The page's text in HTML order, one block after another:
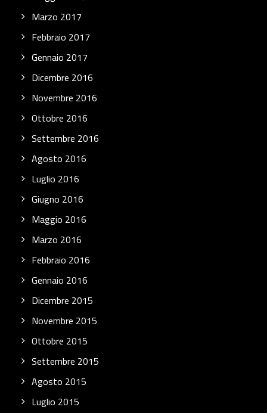
Marzo 2017
Febbraio 2017
Gennaio 2017
Dicembre 2016
Novembre 2016
Ottobre 2016
Settembre 2016
Agosto 2016
Luglio 2016
Giugno 2016
Maggio 2016
Marzo 2016
Febbraio 2016
Gennaio 2016
Dicembre 2015
Novembre 2015
Ottobre 2015
Settembre 2015
Agosto 2015
Luglio 2015